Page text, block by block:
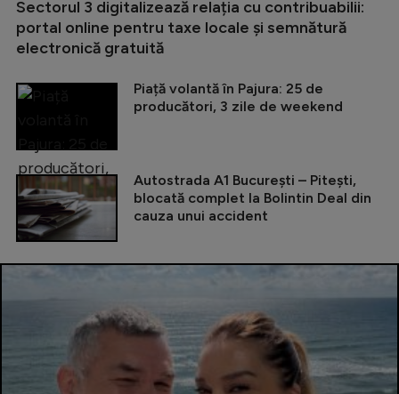
Sectorul 3 digitalizează relația cu contribuabilii:
portal online pentru taxe locale și semnătură
electronică gratuită
Piață volantă în Pajura: 25 de
producători, 3 zile de weekend
Autostrada A1 București – Pitești,
blocată complet la Bolintin Deal din
cauza unui accident